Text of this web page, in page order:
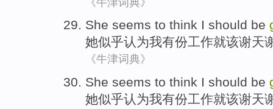
She seems to think I should be
她似乎认为我有份工作就该谢天
《牛津词典》
She seems to think I should be
她似乎认为我有份工作就该谢天